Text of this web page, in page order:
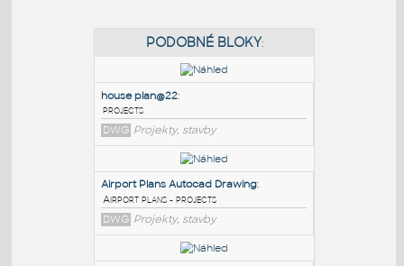
PODOBNÉ BLOKY:
house plan@22: